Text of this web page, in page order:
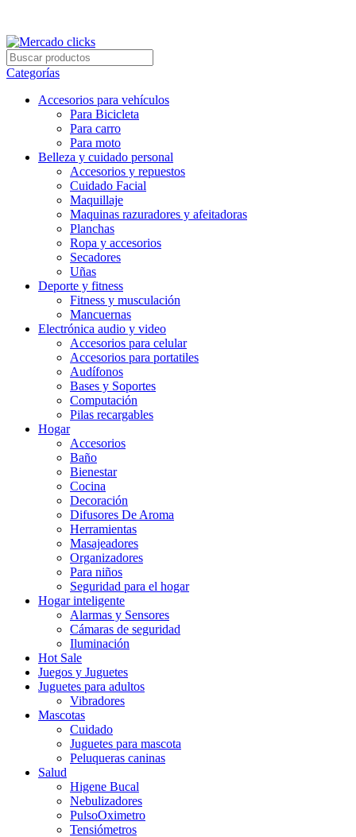
Categorías
Accesorios para vehículos
Para Bicicleta
Para carro
Para moto
Belleza y cuidado personal
Accesorios y repuestos
Cuidado Facial
Maquillaje
Maquinas razuradores y afeitadoras
Planchas
Ropa y accesorios
Secadores
Uñas
Deporte y fitness
Fitness y musculación
Mancuernas
Electrónica audio y video
Accesorios para celular
Accesorios para portatiles
Audífonos
Bases y Soportes
Computación
Pilas recargables
Hogar
Accesorios
Baño
Bienestar
Cocina
Decoración
Difusores De Aroma
Herramientas
Masajeadores
Organizadores
Para niños
Seguridad para el hogar
Hogar inteligente
Alarmas y Sensores
Cámaras de seguridad
Iluminación
Hot Sale
Juegos y Juguetes
Juguetes para adultos
Vibradores
Mascotas
Cuidado
Juguetes para mascota
Peluqueras caninas
Salud
Higene Bucal
Nebulizadores
PulsoOximetro
Tensiómetros